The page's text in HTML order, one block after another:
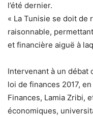
l’été dernier.
« La Tunisie se doit de
raisonnable,
et financière aiguë à
Intervenant à un débat
loi de finances 2017,
Finances, Lamia Zribi,
économiques,